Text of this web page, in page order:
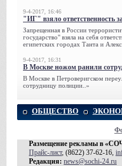
9-4-2017, 16:46
"ИГ" взяло ответственность
Запрещенная в России
государство" взяла на себя
египетских городах Танта и
9-4-2017, 16:31
В Москве ножом ранили
В Москве в Петроверигском
сотрудницу полиции..»
ОБЩЕСТВО
Размещение рекламы в
Прайс-лист, (8622) 37-62-16,
Редакция: news@sochi-24.ru